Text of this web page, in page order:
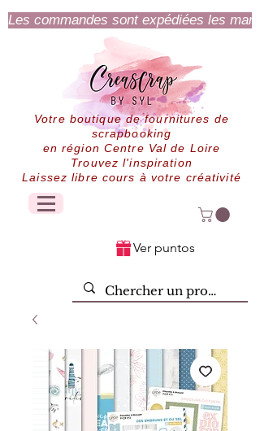
Les commandes sont expédiées les
Votre boutique de fournitures de
scrapbooking
en région Centre Val de Loire
Trouvez l'inspiration
Laissez libre cours à votre créativité
Ver puntos